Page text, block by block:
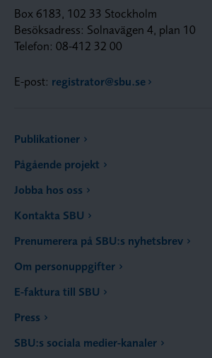
Box 6183, 102 33 Stockholm
Besöksadress: Solnavägen 4, plan 10
Telefon: 08-412 32 00
E-post: registrator@sbu.se
Publikationer
Pågående projekt
Jobba hos oss
Kontakta SBU
Prenumerera på SBU:s nyhetsbrev
Om personuppgifter
E-faktura till SBU
Press
SBU:s sociala medier-kanaler